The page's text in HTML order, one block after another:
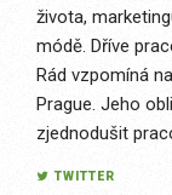
života,
módě. Dříve
Rád vzpomíná
Prague. Jeho
zjednodušit
TWITTER